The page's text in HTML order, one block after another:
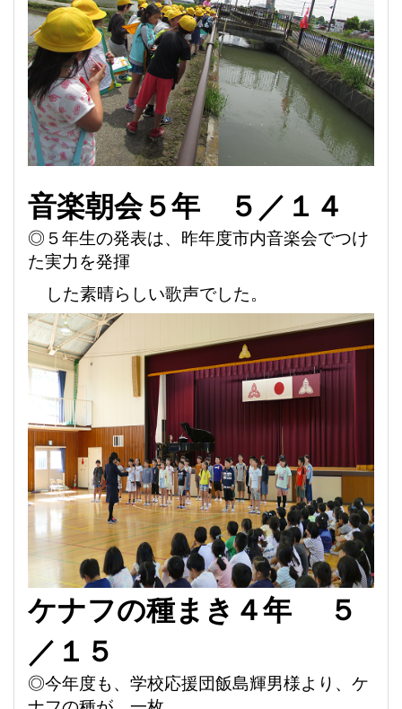
音楽朝会５年 ５／１４
◎５年生の発表は、昨年度市内音楽会でつけ
た実力を発揮
した素晴らしい歌声でした。
ケナフの種まき４年 ５
／１５
◎今年度も、 学校応援団飯島輝男様より、ケ